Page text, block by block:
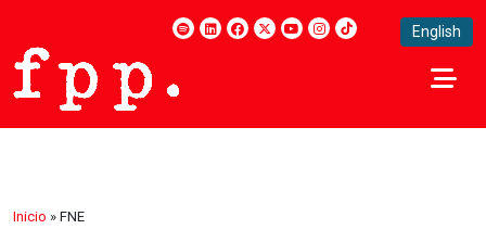
English
Inicio » FNE